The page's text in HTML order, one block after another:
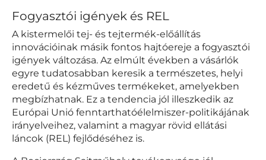
Fogyasztói igények és REL
A kistermelői tej- és tejtermék-előállítás
innovációinak másik fontos hajtóereje a fogyasztói
igények változása. Az elmúlt években a vásárlók
egyre tudatosabban keresik a természetes, helyi
eredetű és kézműves termékeket, amelyekben
megbízhatnak. Ez a tendencia jól illeszkedik az
Európai Unió fenntarthatóélelmiszer-politikájának
irányelveihez, valamint a magyar rövid ellátási
láncok (REL) fejlődéséhez is.